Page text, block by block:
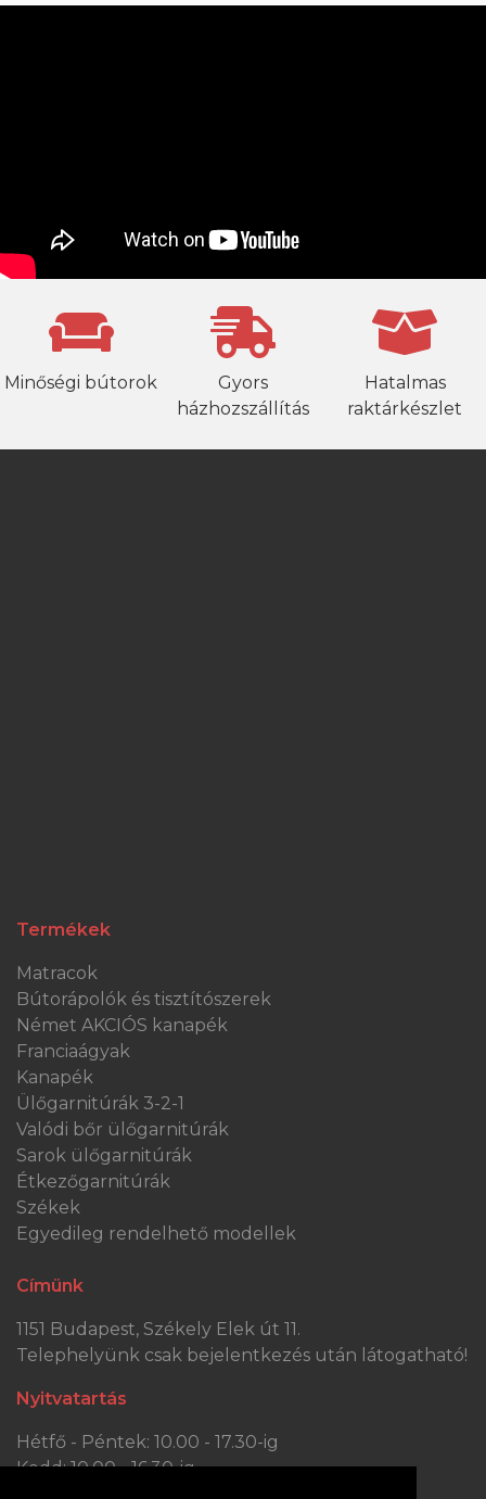
Minőségi bútorok
Gyors
házhozszállítás
Hatalmas
raktárkészlet
Termékek
Matracok
Bútorápolók és tisztítószerek
Német AKCIÓS kanapék
Franciaágyak
Kanapék
Ülőgarnitúrák 3-2-1
Valódi bőr ülőgarnitúrák
Sarok ülőgarnitúrák
Étkezőgarnitúrák
Székek
Egyedileg rendelhető modellek
Címünk
1151 Budapest, Székely Elek út 11.
Telephelyünk csak bejelentkezés után látogatható!
Nyitvatartás
Hétfő - Péntek: 10.00 - 17.30-ig
Kedd: 10.00 - 16.30-ig